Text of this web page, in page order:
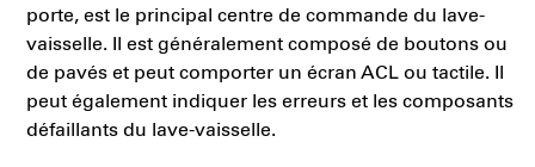
porte, est le principal centre de commande du lave-
vaisselle. Il est généralement composé de boutons ou
de pavés et peut comporter un écran ACL ou tactile. Il
peut également indiquer les erreurs et les composants
défaillants du lave-vaisselle.